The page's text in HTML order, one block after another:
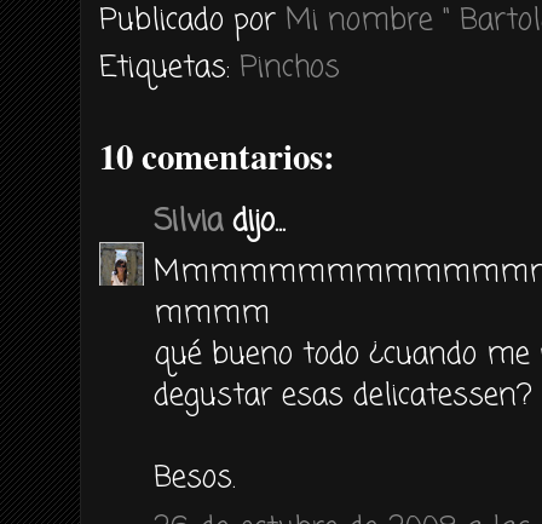
Publicado por Mi nombre "
Etiquetas: Pinchos
10 comentarios:
Silviadijo...
mmmm
qué bueno todo ¿cuando
degustar esas delicatessen?
Besos.